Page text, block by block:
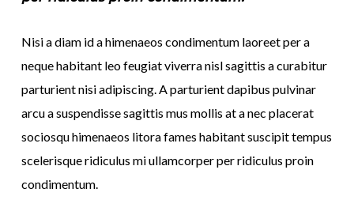
Nisi a diam id a himenaeos condimentum laoreet per a
neque habitant leo feugiat viverra nisl sagittis a curabitur
parturient nisi adipiscing. A parturient dapibus pulvinar
arcu a suspendisse sagittis mus mollis at a nec placerat
sociosqu himenaeos litora fames habitant suscipit tempus
scelerisque ridiculus mi ullamcorper per ridiculus proin
condimentum.